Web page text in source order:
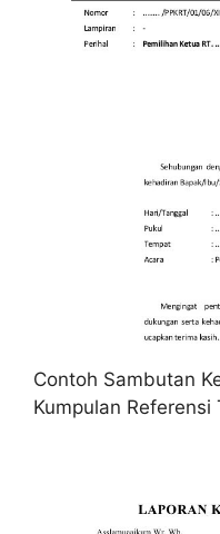
Contoh Sambutan
Kumpulan Referensi